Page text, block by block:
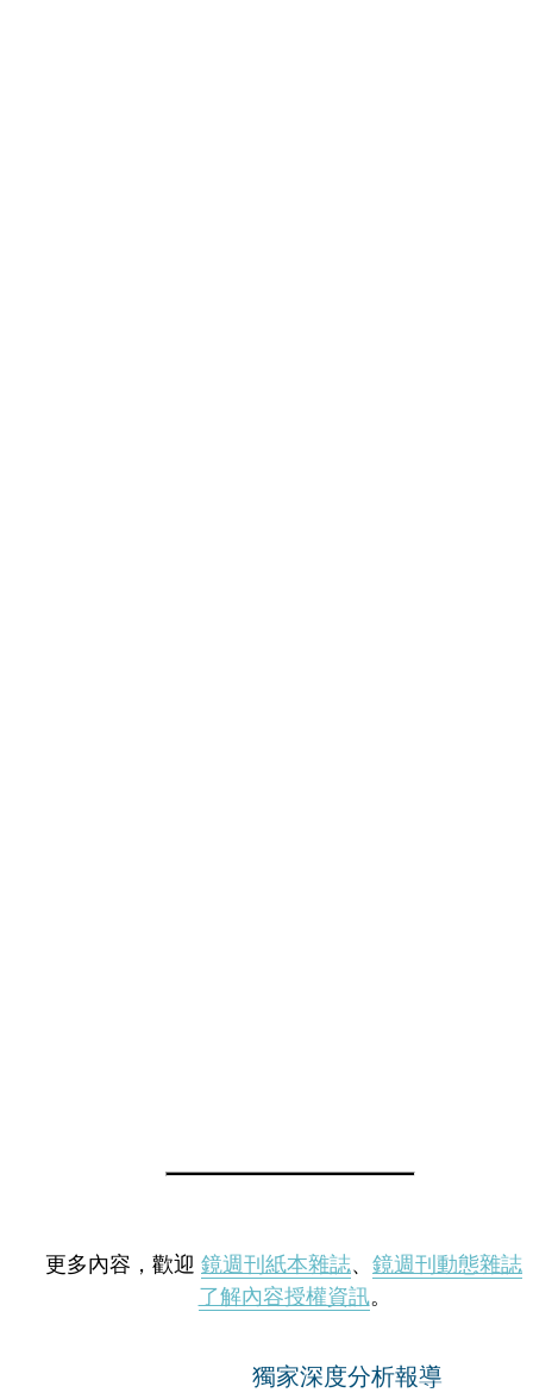
更多內容，歡迎 鏡週刊紙本雜誌、 鏡週刊動態雜誌
了解內容授權資訊。
獨家深度分析報導